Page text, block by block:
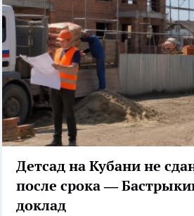
Детсад на Кубани не
после срока —
доклад